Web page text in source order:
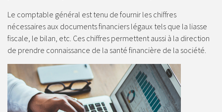
Le comptable général est tenu de fournir les chiffres
nécessaires aux documents financiers légaux tels que la liasse
fiscale, le bilan, etc. Ces chiffres permettent aussi à la direction
de prendre connaissance de la santé financière de la société.